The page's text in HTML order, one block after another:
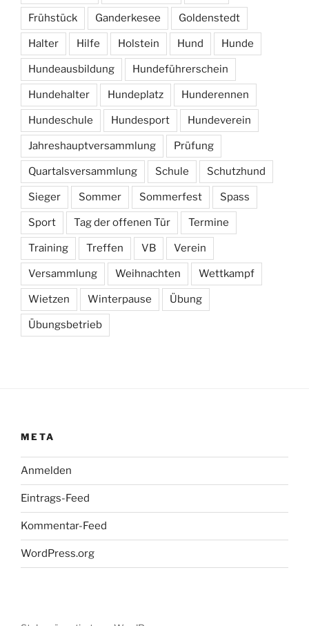
Frühstück Ganderkesee Goldenstedt
Halter Hilfe Holstein Hund Hunde
Hundeausbildung Hundeführerschein
Hundehalter Hundeplatz Hunderennen
Hundeschule Hundesport Hundeverein
Jahreshauptversammlung Prüfung
Quartalsversammlung Schule Schutzhund
Sieger Sommer Sommerfest Spass
Sport Tag der offenen Tür Termine
Training Treffen VB Verein
Versammlung Weihnachten Wettkampf
Wietzen Winterpause Übung
Übungsbetrieb
META
Anmelden
Eintrags-Feed
Kommentar-Feed
WordPress.org